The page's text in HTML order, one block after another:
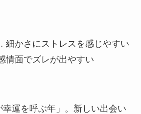
細かさにストレスを感じやすい
情面でズレが出やすい
運を呼ぶ年」。新しい出会い